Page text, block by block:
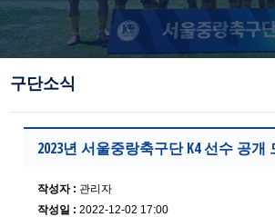
구단소식
2023년 서울중랑축구단 K4 선수 공개
작성자 : 관리자
작성일 : 2022-12-02 17:00